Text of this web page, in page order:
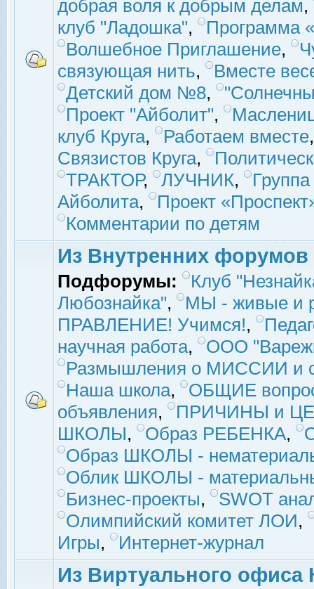
добрая воля к добрым делам,
клуб "Ладошка",
Программа
Волшебное Приглашение,
связующая нить,
Вместе
Детский дом №8,
Проект "Айболит",
клуб Круга, Работаем вместе
Связистов Круга,
ТРАКТОР, ЛУЧНИК,
Айболита,
Проект
Комментарии по детям
Из Внутренних форумов
Подфорумы:
Клуб
Любознайка",
МЫ - живые и
ПРАВЛЕНИЕ! Учимся!,
научная работа,
ООО
Размышления о МИССИИ и
Наша школа,
ОБЩИЕ
объявления,
ПРИЧИНЫ и
ШКОЛЫ, Образ РЕБЕНКА,
Образ ШКОЛЫ -
Облик ШКОЛЫ -
Бизнес-проекты,
SWOT
Олимпийский комитет ЛОИ,
Игры, Интернет-журнал
Из Виртуального офиса